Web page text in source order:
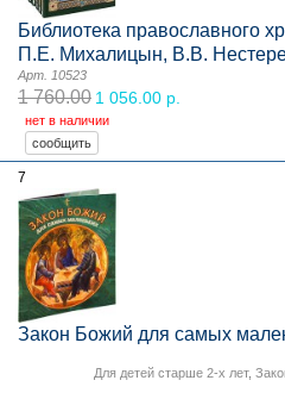
Библиотека православного
П.Е. Михалицын, В.В.
Арт. 10523
1 760.00 1 056.00 р.
нет в наличии
7
Закон Божий для самых
Для детей старше 2-х лет,